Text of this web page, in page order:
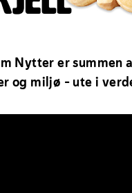
Nytter er summen
og miljø - ute i